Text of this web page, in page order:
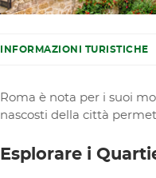
INFORMAZIONI TURISTICHE
Roma è nota per i suoi
nascosti della città
Esplorare i